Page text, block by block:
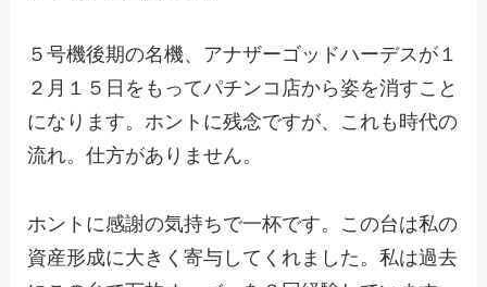
５号機後期の名機、アナザーゴッドハーデスが１
２月１５日をもってパチンコ店から姿を消すこと
になります。ホントに残念ですが、これも時代の
流れ。仕方がありません。
ホントに感謝の気持ちで一杯です。この台は私の
資産形成に大きく寄与してくれました。私は過去